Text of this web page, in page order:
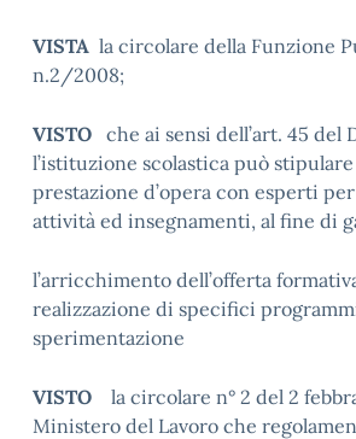
VISTA la circolare della Funzione
n.2/2008;
VISTO che ai sensi dell’art. 45 del
l’istituzione scolastica può
prestazione d’opera con esperti
attività ed insegnamenti, al fine di
l’arricchimento dell’offerta
realizzazione di specifici
sperimentazione
VISTO la circolare n° 2 del 2
Ministero del Lavoro che